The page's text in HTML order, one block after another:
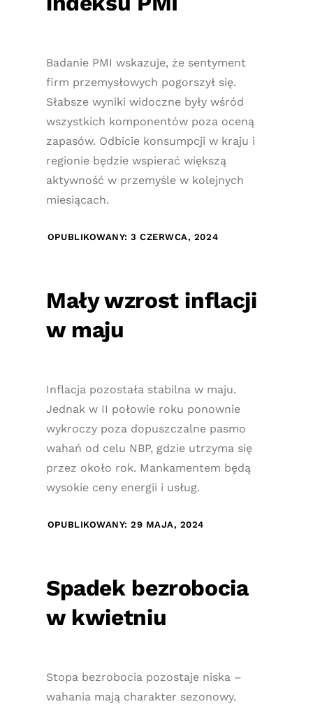
Badanie PMI wskazuje, że sentyment
firm przemysłowych pogorszył się.
Słabsze wyniki widoczne były wśród
wszystkich komponentów poza oceną
zapasów. Odbicie konsumpcji w kraju i
regionie będzie wspierać większą
aktywność w przemyśle w kolejnych
miesiącach.
OPUBLIKOWANY: 3 CZERWCA, 2024
Mały wzrost inflacji
w maju
Inflacja pozostała stabilna w maju.
Jednak w II połowie roku ponownie
wykroczy poza dopuszczalne pasmo
wahań od celu NBP, gdzie utrzyma się
przez około rok. Mankamentem będą
wysokie ceny energii i usług.
OPUBLIKOWANY: 29 MAJA, 2024
Spadek bezrobocia
w kwietniu
Stopa bezrobocia pozostaje niska –
wahania mają charakter sezonowy.